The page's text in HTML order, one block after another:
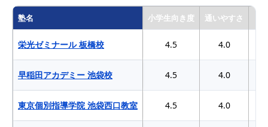
塾名 小学生向き度 通いやすさ
栄光ゼミナール 板橋校 4.5 4.0
早稲田アカデミー 池袋校 4.5 4.0
東京個別指導学院 池袋西口教室 4.5 4.0